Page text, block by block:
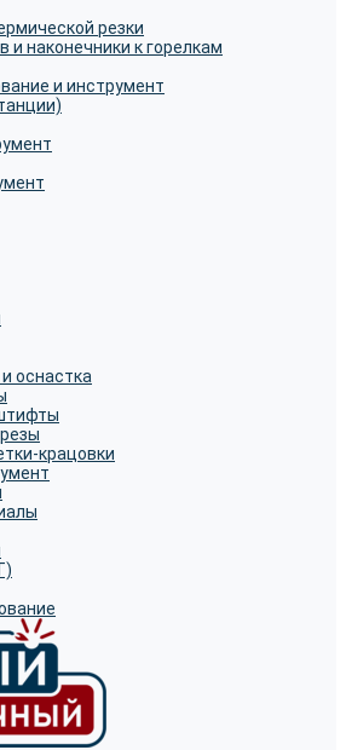
резки
и наконечники к горелкам
и инструмент
оснастка
крацовки